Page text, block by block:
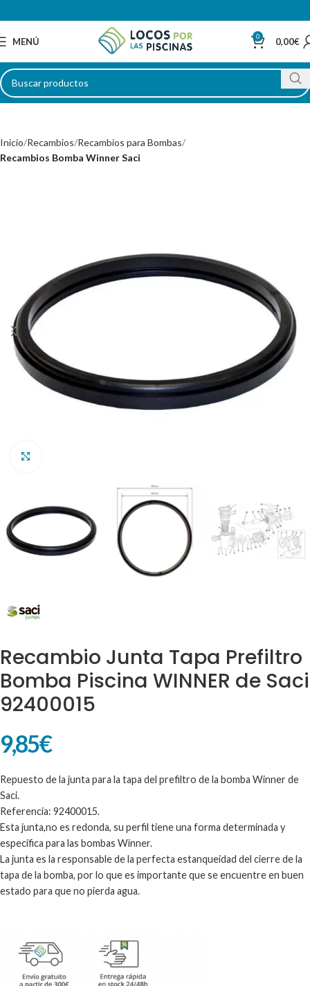
MENÚ 0 0,00€
Inicio Recambios Recambios para Bombas
Recambios Bomba Winner Saci
Recambio Junta Tapa Prefiltro
Bomba Piscina WINNER de Saci
92400015
9,85€
Repuesto de la junta para la tapa del prefiltro de la bomba Winner de
Saci.
Referencia: 92400015.
Esta junta,no es redonda, su perfil tiene una forma determinada y
especifica para las bombas Winner.
La junta es la responsable de la perfecta estanqueidad del cierre de la
tapa de la bomba, por lo que es importante que se encuentre en buen
estado para que no pierda agua.